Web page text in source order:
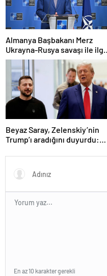
Almanya Başbakanı Merz
Ukrayna-Rusya savaşı ile ilgili
konuştu: “Top Moskova’nın
sahasında”
Beyaz Saray, Zelenskiy’nin
Trump’ı aradığını duyurdu:
oldu”
En az 10 karakter gerekli